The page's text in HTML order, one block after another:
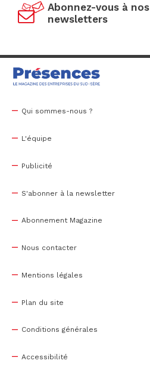
Abonnez-vous à nos
newsletters
Qui sommes-nous ?
L'équipe
Publicité
S'abonner à la newsletter
Abonnement Magazine
Nous contacter
Mentions légales
Plan du site
Conditions générales
Accessibilité